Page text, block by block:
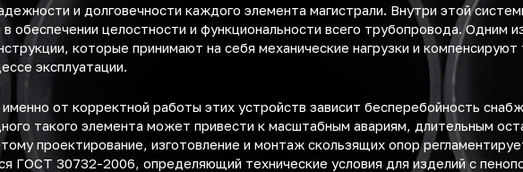
и долговечности каждого элемента магистрали. Внутри этой
обеспечении целостности и функциональности всего трубопровода. Одним
которые принимают на себя механические нагрузки и
эксплуатации.
от корректной работы этих устройств зависит бесперебойность
такого элемента может привести к масштабным авариям, длительным
проектирование, изготовление и монтаж скользящих опор
ГОСТ 30732-2006, определяющий технические условия для изделий с